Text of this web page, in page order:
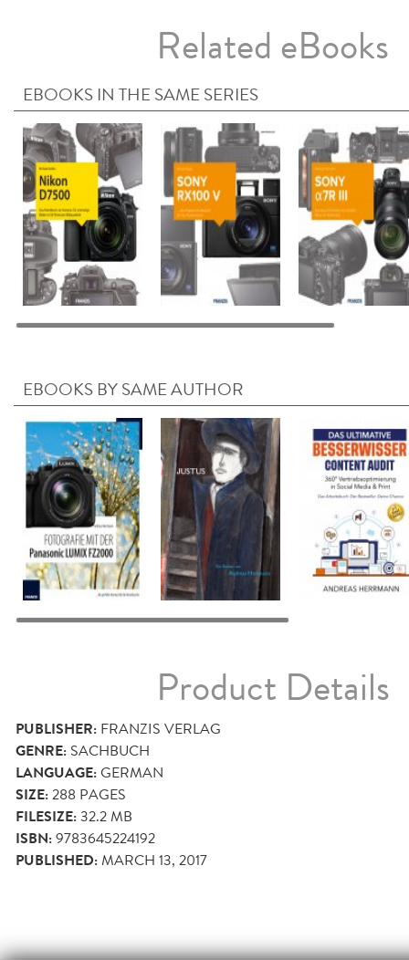
Related eBooks
EBOOKS IN THE SAME SERIES
EBOOKS BY SAME AUTHOR
Product Details
PUBLISHER: FRANZIS VERLAG
GENRE: SACHBUCH
LANGUAGE:GERMAN
SIZE:288 PAGES
FILESIZE:32.2 MB
ISBN:9783645224192
PUBLISHED:MARCH 13, 2017